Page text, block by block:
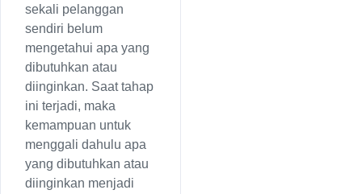
sekali pelanggan
sendiri belum
mengetahui apa yang
dibutuhkan atau
diinginkan. Saat tahap
ini terjadi, maka
kemampuan untuk
menggali dahulu apa
yang dibutuhkan atau
diinginkan menjadi